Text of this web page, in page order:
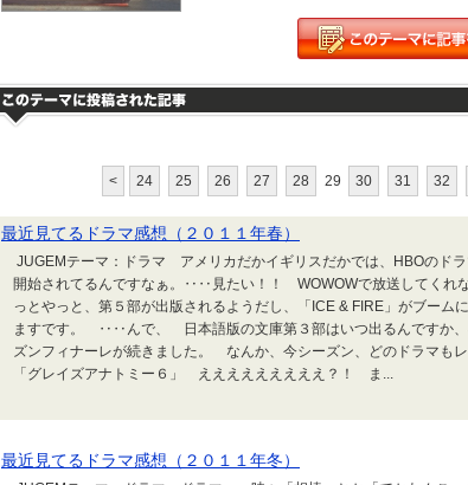
< 24 25 26 27 28 29 30 31 32
最近見てるドラマ感想（２０１１年春）
JUGEMテーマ：ドラマ アメリカだかイギリスだかでは、HBOのド
開始されてるんですなぁ。‥‥見たい！！ WOWOWで放送してくれ
っとやっと、第５部が出版されるようだし、「ICE & FIRE」がブー
ますです。 ‥‥んで、 日本語版の文庫第３部はいつ出るんですか
ズンフィナーレが続きました。 なんか、今シーズン、どのドラマもレ
「グレイズアナトミー６」 えええええええええ？！ ま...
最近見てるドラマ感想（２０１１年冬）